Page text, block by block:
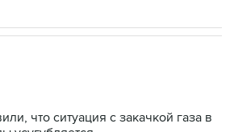
что ситуация с закачкой газа в